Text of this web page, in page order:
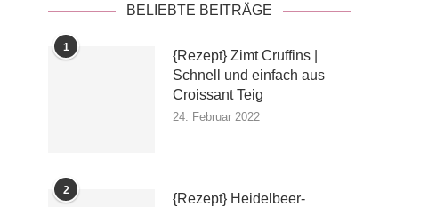
BELIEBTE BEITRÄGE
1
{Rezept} Zimt Cruffins |
Schnell und einfach aus
Croissant Teig
24. Februar 2022
2
{Rezept} Heidelbeer-